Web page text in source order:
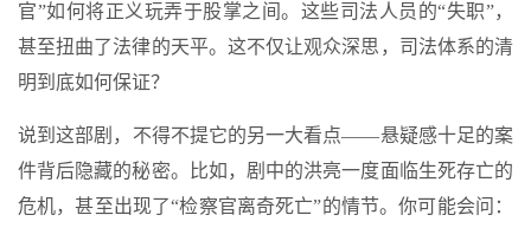
官”如何将正义玩弄于股掌之间。这些司法人员的“失职”，
甚至扭曲了法律的天平。这不仅让观众深思，司法体系的清
明到底如何保证？
说到这部剧，不得不提它的另一大看点——悬疑感十足的案
件背后隐藏的秘密。比如，剧中的洪亮一度面临生死存亡的
危机，甚至出现了“检察官离奇死亡”的情节。你可能会问：